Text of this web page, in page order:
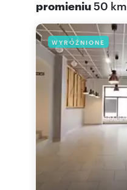
promieniu50 km
WYRÓŻNIONE